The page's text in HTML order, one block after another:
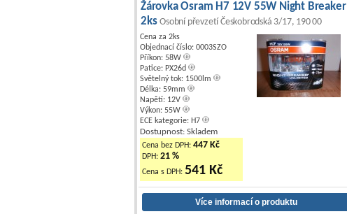
Žárovka Osram H7 12V 55W Night Breaker
2ksOsobní převzetí Českobrodská 3/17, 190 00
Cena za 2ks
Objednací číslo: 0003SZO
Příkon: 58W
Patice: PX26d
Světelný tok: 1500lm
Délka: 59mm
Napětí: 12V
Výkon: 55W
ECE kategorie: H7
Dostupnost: Skladem
Cena bez DPH: 447 Kč
DPH: 21 %
Cena s DPH: 541 Kč